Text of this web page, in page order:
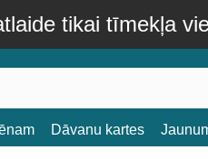
tikai tīmekļa
Dāvanu kartes